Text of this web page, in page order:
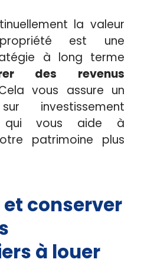
la valeur
est une
à long terme
des revenus
vous assure un
investissement
qui vous aide à
patrimoine plus
conserver
à louer